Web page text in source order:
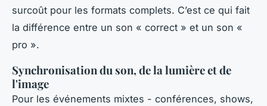
surcoût pour les formats complets. C’est ce qui fait
la différence entre un son « correct » et un son «
pro ».
Synchronisation du son, de la lumière et de
l'image
Pour les événements mixtes - conférences, shows,